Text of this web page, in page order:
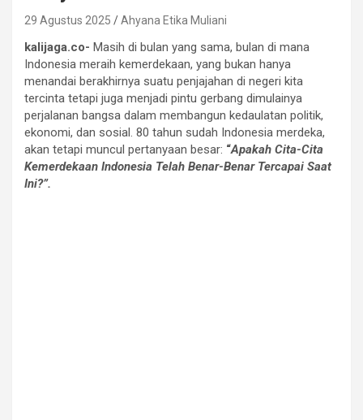
29 Agustus 2025 Ahyana Etika Muliani
kalijaga.co- Masih di bulan yang sama, bulan di mana
Indonesia meraih kemerdekaan, yang bukan hanya
menandai berakhirnya suatu penjajahan di negeri kita
tercinta tetapi juga menjadi pintu gerbang dimulainya
perjalanan bangsa dalam membangun kedaulatan politik,
ekonomi, dan sosial. 80 tahun sudah Indonesia merdeka,
akan tetapi muncul pertanyaan besar: “Apakah Cita-Cita
Kemerdekaan Indonesia Telah Benar-Benar Tercapai Saat
Ini?”.